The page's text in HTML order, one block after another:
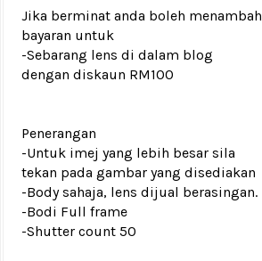
Jika berminat anda boleh menambah
bayaran untuk
-Sebarang lens di dalam blog
dengan diskaun RM100
Penerangan
-Untuk imej yang lebih besar sila
tekan pada gambar yang disediakan
-Body sahaja, lens dijual berasingan.
-Bodi Full frame
-Shutter count 50